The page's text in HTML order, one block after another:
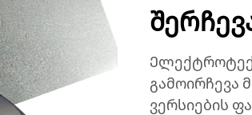
გამოირჩევა
ვერსიების